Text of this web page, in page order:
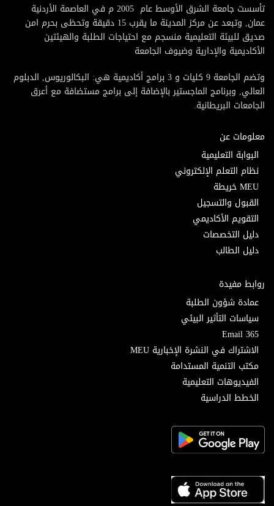
تأسست جامعة الشرق الأوسط عام 2005 م في العاصمة الأردنية
عمان, وتبعد عن مركز المدينة ما يقرب 15 دقيقة وتحظى بحرم امن
صديق للبيئة التعليمية منسجم مع احتياجات الطلبة والهيئتين
الأكاديمية والإدارية وضيوف الجامعة
وتضم الجامعة 9 كليات و 3 برامج أكاديمية هي: البكالوريوس, الدبلوم
العالي, وبرنامج الماجستير بالإضافة إلى برامج مستضافة مع أعرق
الجامعات البريطانية.
معلومات عن
البوابة التعليمية
نظام التعلم الإلكتروني
MEU خريطة
القبول والتسجيل
التقويم الأكاديمي
دليل التخصصات
دليل الطالب
روابط مفيدة
عمادة شؤون الطلبة
سياسات التأثير البيئي
Email 365
الاشتراك في النشرة الإخبارية MEU
مكتب التنمية المستدامة
الفيديوهات التعليمية
الخطط الدراسية